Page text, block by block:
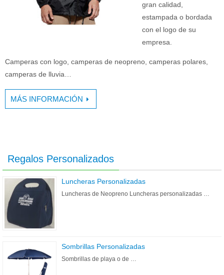
gran calidad,
estampada o bordada
con el logo de su
empresa.
Camperas con logo, camperas de neopreno, camperas polares,
camperas de lluvia…
MÁS INFORMACIÓN
Regalos Personalizados
Luncheras Personalizadas
Luncheras de Neopreno Luncheras personalizadas …
Sombrillas Personalizadas
Sombrillas de playa o de …